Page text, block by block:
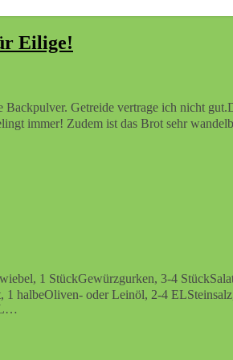
Eilige!
immer! Zudem ist das Brot sehr
1 halbeOliven- oder Leinöl, 2-4